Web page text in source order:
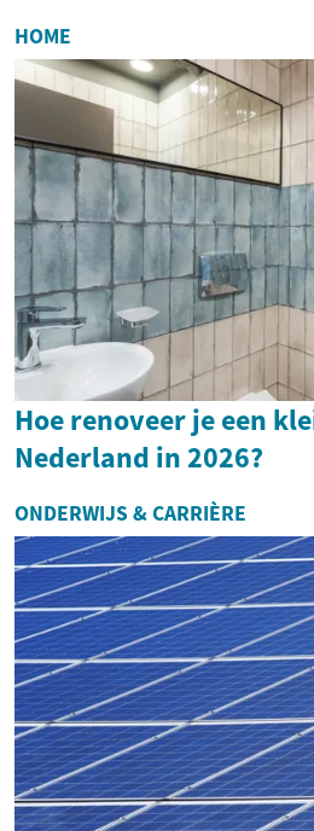
HOME
Hoe renoveer je een
Nederland in 2026?
ONDERWIJS & CARRIÈRE